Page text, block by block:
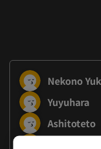
Nekono
Yuyuhara
Ashitoteto